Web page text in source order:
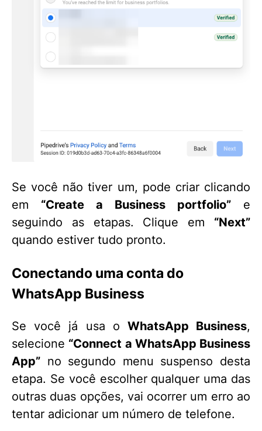
Se você não tiver um, pode criar clicando
em “Create a Business portfolio” e
seguindo as etapas. Clique em “Next”
quando estiver tudo pronto.
Conectando uma conta do
WhatsApp Business
Se você já usa o WhatsApp Business,
selecione “Connect a WhatsApp Business
App” no segundo menu suspenso desta
etapa. Se você escolher qualquer uma das
outras duas opções, vai ocorrer um erro ao
tentar adicionar um número de telefone.